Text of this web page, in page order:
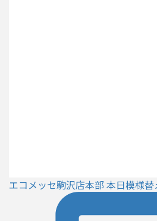
エコメッセ駒沢店本部 本日模様替